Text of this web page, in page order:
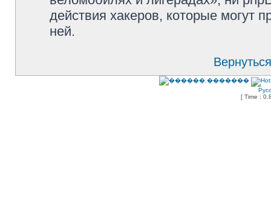
действия хакеров, которые могут
ней.
[ Time :